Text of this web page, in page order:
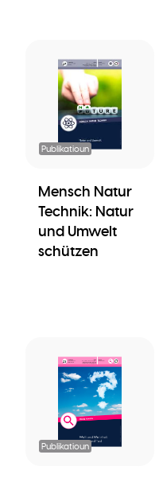
Publikatioun
Mensch Natur
Technik: Natur
und Umwelt
schützen
Publikatioun